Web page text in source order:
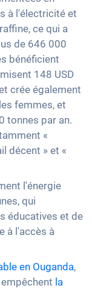
à l'électricité et
ce qui a
de 646 000
bénéficient
148 USD
crée également
femmes, et
tonnes par an.
«
décent » et «
l'énergie
qui
éducatives et de
à l'accès à
en Ouganda,
la